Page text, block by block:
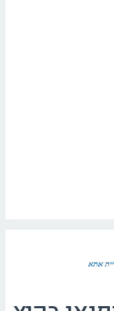
אתא